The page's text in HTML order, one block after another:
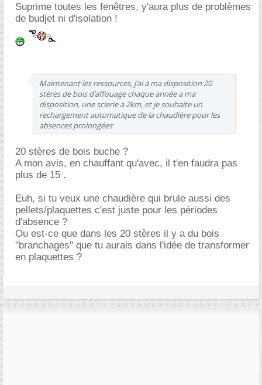
Suprime toutes les fenêtres, y'aura plus de problèmes
de budjet ni d'isolation !
Maintenant les ressources, j’ai a ma disposition 20
stères de bois d’affouage chaque année a ma
disposition, une scierie a 2km, et je souhaite un
rechargement automatique de la chaudière pour les
absences prolongées
20 stères de bois buche ?
A mon avis, en chauffant qu'avec, il t'en faudra pas
plus de 15 .
Euh, si tu veux une chaudière qui brule aussi des
pellets/plaquettes c'est juste pour les périodes
d'absence ?
Ou est-ce que dans les 20 stères il y a du bois
"branchages" que tu aurais dans l'idée de transformer
en plaquettes ?